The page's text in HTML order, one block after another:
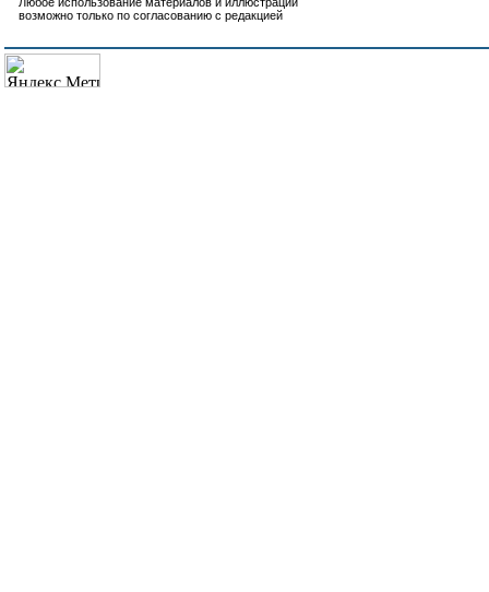
возможно только по согласованию с редакцией